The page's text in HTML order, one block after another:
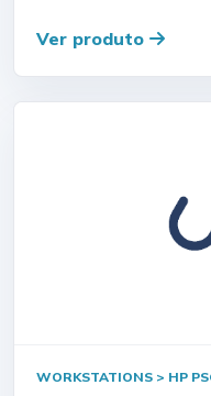
Ver produto
WORKSTATIONS > HP